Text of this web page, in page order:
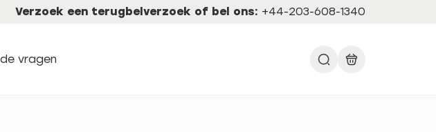
Verzoek een terugbelverzoek of bel ons: +44-203-608-1340
vragen